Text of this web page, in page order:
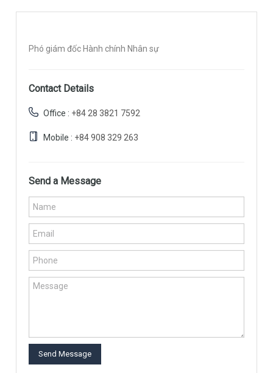
Phó giám đốc Hành chính Nhân sự
Contact Details
Office : +84 28 3821 7592
Mobile : +84 908 329 263
Send a Message